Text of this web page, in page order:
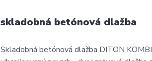
skladobná betónová dlažba
Skladobná betónová dlažba DITON